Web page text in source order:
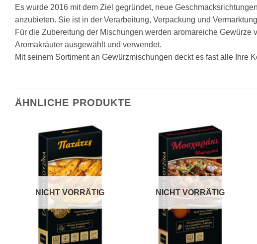
Es wurde 2016 mit dem Ziel gegründet, neue
anzubieten. Sie ist in der Verarbeitung, Verpackung und
Für die Zubereitung der Mischungen werden aromareiche
Aromakräuter ausgewählt und verwendet.
Mit seinem Sortiment an Gewürzmischungen deckt es fast alle Ihre
ÄHNLICHE PRODUKTE
NICHT VORRÄTIG NICHT VORRÄTIG